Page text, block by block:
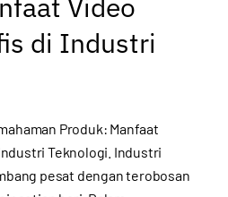
di Industri
Produk: Manfaat
Teknologi. Industri
pesat dengan terobosan